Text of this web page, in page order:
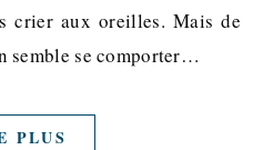
crier aux oreilles. Mais de
semble se comporter…
PLUS